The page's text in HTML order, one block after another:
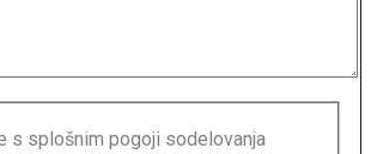
s splošnim pogoji sodelovanja